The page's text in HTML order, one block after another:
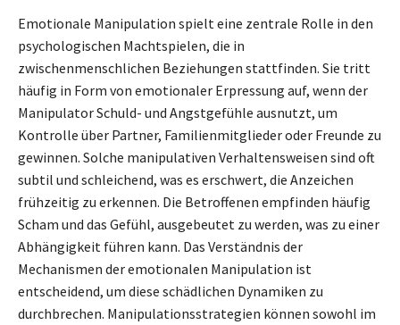
Emotionale Manipulation spielt eine zentrale Rolle in den
psychologischen Machtspielen, die in
zwischenmenschlichen Beziehungen stattfinden. Sie tritt
häufig in Form von emotionaler Erpressung auf, wenn der
Manipulator Schuld- und Angstgefühle ausnutzt, um
Kontrolle über Partner, Familienmitglieder oder Freunde zu
gewinnen. Solche manipulativen Verhaltensweisen sind oft
subtil und schleichend, was es erschwert, die Anzeichen
frühzeitig zu erkennen. Die Betroffenen empfinden häufig
Scham und das Gefühl, ausgebeutet zu werden, was zu einer
Abhängigkeit führen kann. Das Verständnis der
Mechanismen der emotionalen Manipulation ist
entscheidend, um diese schädlichen Dynamiken zu
durchbrechen. Manipulationsstrategien können sowohl im